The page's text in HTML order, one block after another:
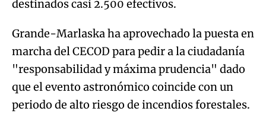
"responsabilidad y máxima prudencia" dado
que el evento astronómico coincide con un
periodo de alto riesgo de incendios forestales.
Por otro lado, y dado a que el eclipse podrá
disfrutarse en numerosas comunidades
autónomas, se ha previsto un refuerzo de los